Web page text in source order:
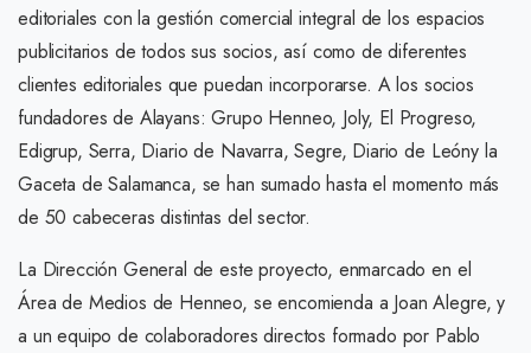
editoriales con la gestión comercial integral de los espacios
publicitarios de todos sus socios, así como de diferentes
clientes editoriales que puedan incorporarse. A los socios
fundadores de Alayans: Grupo Henneo, Joly, El Progreso,
Edigrup, Serra, Diario de Navarra, Segre, Diario de Leóny la
Gaceta de Salamanca, se han sumado hasta el momento más
de 50 cabeceras distintas del sector.
La Dirección General de este proyecto, enmarcado en el
Área de Medios de Henneo, se encomienda a Joan Alegre, y
a un equipo de colaboradores directos formado por Pablo